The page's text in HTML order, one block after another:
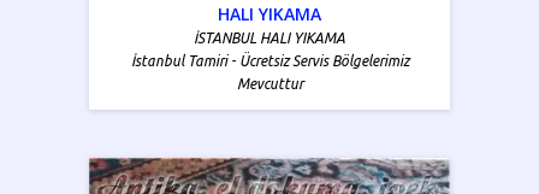
HALI YIKAMA
İSTANBUL HALI YIKAMA
İstanbul Tamiri - Ücretsiz Servis Bölgelerimiz
Mevcuttur